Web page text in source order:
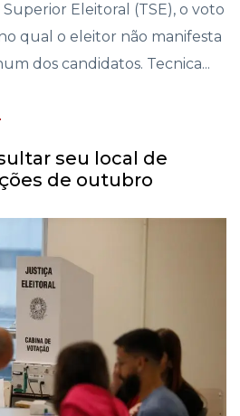
Eleitoral (TSE), o voto
qual o eleitor não manifesta
dos candidatos. Tecnica...
seu local de
de outubro